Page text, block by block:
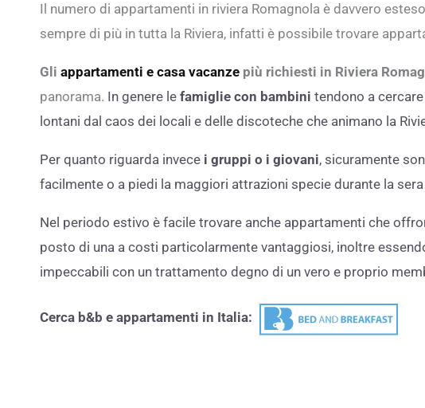
Il numero di appartamenti in riviera Romagnola è davvero
sempre di più in tutta la Riviera, infatti è possibile trovare
Gli appartamenti e casa vacanze più richiesti in Riviera
panorama. In genere le famiglie con bambini tendono a cercare
lontani dal caos dei locali e delle discoteche che animano la
Per quanto riguarda invece i gruppi o i giovani, sicuramente
facilmente o a piedi la maggiori attrazioni specie durante la
Nel periodo estivo è facile trovare anche appartamenti che
posto di una a costi particolarmente vantaggiosi, inoltre
impeccabili con un trattamento degno di un vero e proprio
Cerca b&b e appartamenti in Italia: